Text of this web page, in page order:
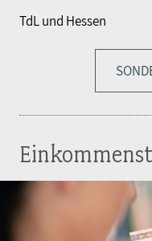
TdL und Hessen